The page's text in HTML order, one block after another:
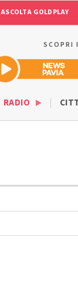
ASCOLTA GOLDPLAY
SCOPRI
RADIO